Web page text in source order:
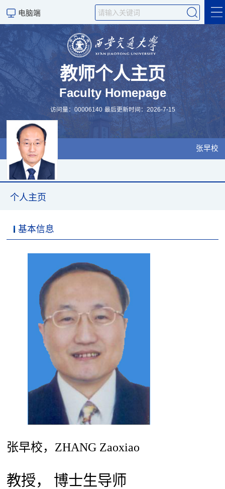
电脑端
个人主页
科学研究
教学工作
课程概括
科学研究
教师个人主页
Faculty Homepage
访问量：00006140 最后更新时间：2026-7-15
张早校
个人主页
基本信息
张早校，ZHANG Zaoxiao
教授， 博士生导师